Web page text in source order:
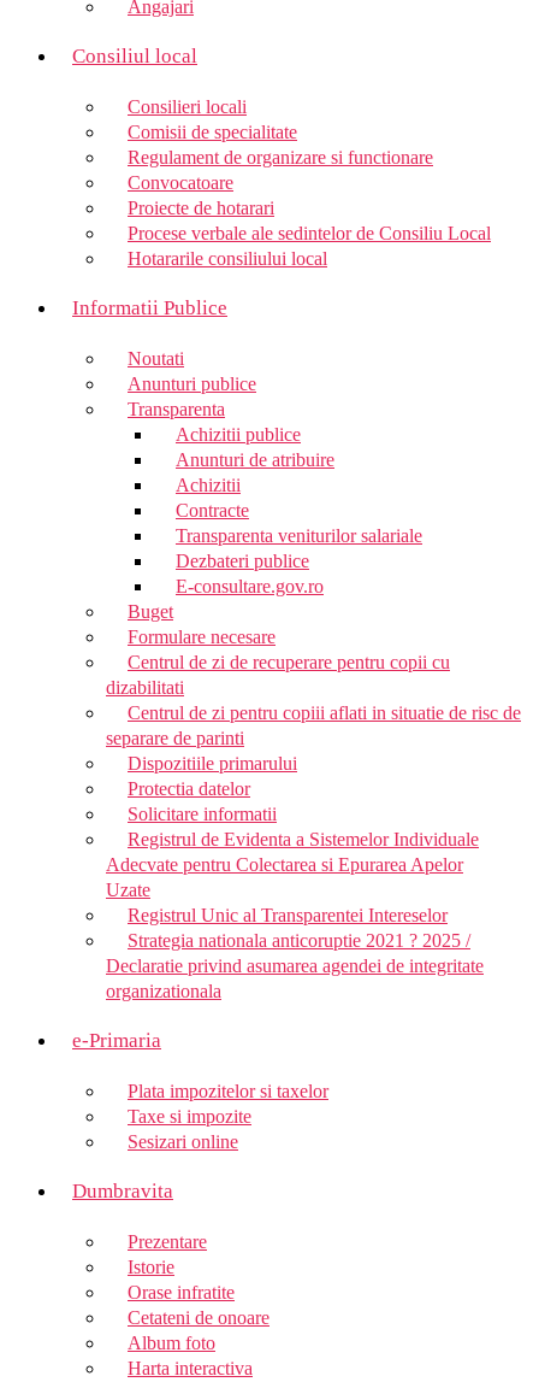
Angajari
Consiliul local
Consilieri locali
Comisii de specialitate
Regulament de organizare si functionare
Convocatoare
Proiecte de hotarari
Procese verbale ale sedintelor de Consiliu Local
Hotararile consiliului local
Informatii Publice
Noutati
Anunturi publice
Transparenta
Achizitii publice
Anunturi de atribuire
Achizitii
Contracte
Transparenta veniturilor salariale
Dezbateri publice
E-consultare.gov.ro
Buget
Formulare necesare
Centrul de zi de recuperare pentru copii cu
dizabilitati
Centrul de zi pentru copiii aflati in situatie de risc de
separare de parinti
Dispozitiile primarului
Protectia datelor
Solicitare informatii
Registrul de Evidenta a Sistemelor Individuale
Adecvate pentru Colectarea si Epurarea Apelor
Uzate
Registrul Unic al Transparentei Intereselor
Strategia nationala anticoruptie 2021 ? 2025 /
Declaratie privind asumarea agendei de integritate
organizationala
e-Primaria
Plata impozitelor si taxelor
Taxe si impozite
Sesizari online
Dumbravita
Prezentare
Istorie
Orase infratite
Cetateni de onoare
Album foto
Harta interactiva